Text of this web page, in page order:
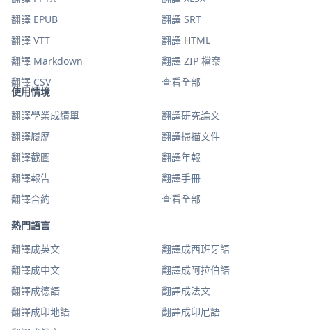
使用情境
翻譯學業成績單
翻譯研究論文
翻譯履歷
翻譯掃描文件
翻譯截圖
翻譯年報
翻譯報告
翻譯手冊
翻譯合約
查看全部
熱門語言
翻譯成英文
翻譯成西班牙語
翻譯成中文
翻譯成阿拉伯語
翻譯成德語
翻譯成法文
翻譯成印地語
翻譯成印尼語
翻譯 EPUB
翻譯 SRT
翻譯 VTT
翻譯 HTML
翻譯 Markdown
翻譯 ZIP 檔案
翻譯 CSV
查看全部